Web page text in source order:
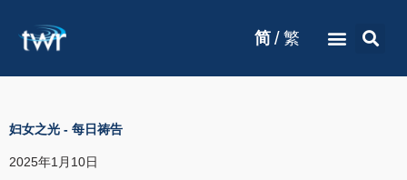
简 / 繁
妇女之光 - 每日祷告
2025年1月10日